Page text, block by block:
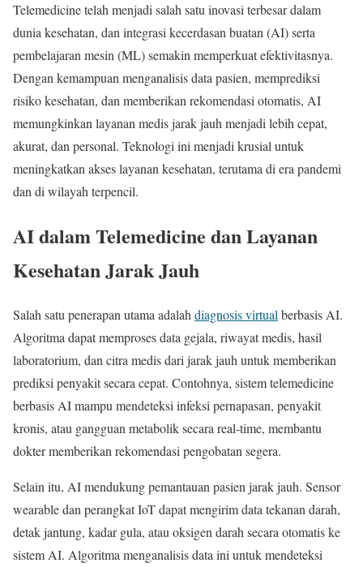
Telemedicine telah menjadi salah satu inovasi terbesar dalam
dunia kesehatan, dan integrasi kecerdasan buatan (AI) serta
pembelajaran mesin (ML) semakin memperkuat efektivitasnya.
Dengan kemampuan menganalisis data pasien, memprediksi
risiko kesehatan, dan memberikan rekomendasi otomatis, AI
memungkinkan layanan medis jarak jauh menjadi lebih cepat,
akurat, dan personal. Teknologi ini menjadi krusial untuk
meningkatkan akses layanan kesehatan, terutama di era pandemi
dan di wilayah terpencil.
AI dalam Telemedicine dan Layanan
Kesehatan Jarak Jauh
Salah satu penerapan utama adalah diagnosis virtual berbasis AI.
Algoritma dapat memproses data gejala, riwayat medis, hasil
laboratorium, dan citra medis dari jarak jauh untuk memberikan
prediksi penyakit secara cepat. Contohnya, sistem telemedicine
berbasis AI mampu mendeteksi infeksi pernapasan, penyakit
kronis, atau gangguan metabolik secara real-time, membantu
dokter memberikan rekomendasi pengobatan segera.
Selain itu, AI mendukung pemantauan pasien jarak jauh. Sensor
wearable dan perangkat IoT dapat mengirim data tekanan darah,
detak jantung, kadar gula, atau oksigen darah secara otomatis ke
sistem AI. Algoritma menganalisis data ini untuk mendeteksi